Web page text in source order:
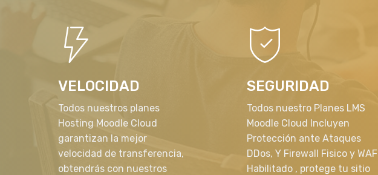
VELOCIDAD
Todos nuestros planes
Hosting Moodle Cloud
garantizan la mejor
velocidad de transferencia,
obtendrás con nuestros
SEGURIDAD
Todos nuestro Planes LMS
Moodle Cloud Incluyen
Protección ante Ataques
DDos, Y Firewall Fisico y WAF
Habilitado , protege tu sitio